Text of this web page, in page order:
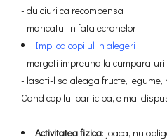
- dulciuri ca recompensa
- mancatul in fata ecranelor
Implica copilul in alegeri
- mergeti impreuna la cumparaturi
- lasati-l sa aleaga fructe, legume,
Cand copilul participa, e mai
Activitatea fizica: joaca, nu